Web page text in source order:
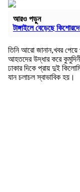
আরও পড়ুন
টাঙ্গাইলে বেড়েছে
তিনি আরো জানান,খবর পেয়ে
আহতদের উদ্ধার করে
ঢাকার দিকে প্রায় দুই
যান চলাচল স্বাভাবিক হয়।